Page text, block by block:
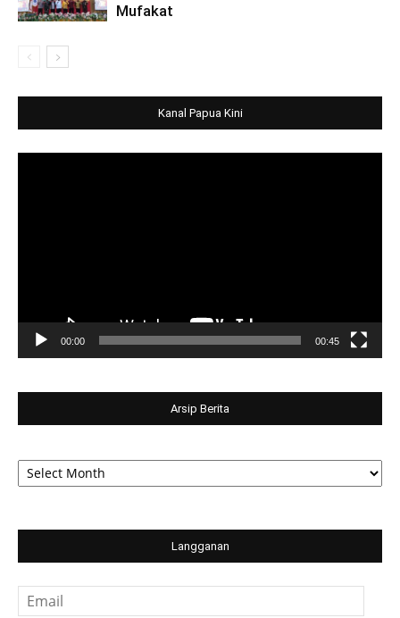
Mufakat
Kanal Papua Kini
00:00 00:45
Arsip Berita
Arsip
Berita
Langganan
Email